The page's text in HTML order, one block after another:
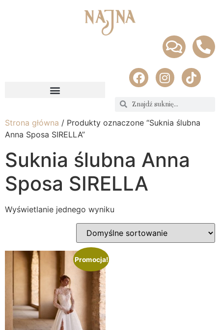
Strona główna / Produkty oznaczone “Suknia ślubna
Anna Sposa SIRELLA”
Suknia ślubna Anna
Sposa SIRELLA
Wyświetlanie jednego wyniku
Promocja!